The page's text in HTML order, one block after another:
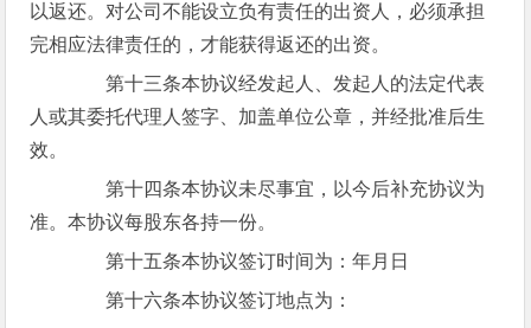
以返还。对公司不能设立负有责任的出资人，必须承担
完相应法律责任的，才能获得返还的出资。
第十三条本协议经发起人、发起人的法定代表
人或其委托代理人签字、加盖单位公章，并经批准后生
效。
第十四条本协议未尽事宜，以今后补充协议为
准。本协议每股东各持一份。
第十五条本协议签订时间为：年月日
第十六条本协议签订地点为：